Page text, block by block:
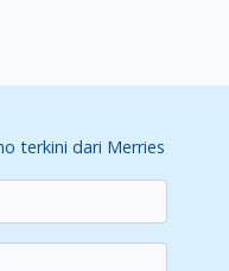
terkini dari Merries